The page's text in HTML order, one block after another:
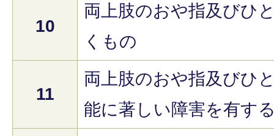
10
両上肢のおや指及びひ
くもの
11
両上肢のおや指及びひ
能に著しい障害を有す